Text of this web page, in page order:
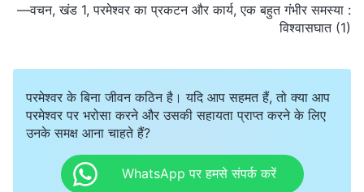
—वचन, खंड 1, परमेश्वर का प्रकटन और कार्य, एक बहुत गंभीर समस्या :
विश्वासघात (1)
परमेश्वर के बिना जीवन कठिन है। यदि आप सहमत हैं, तो क्या आप
परमेश्वर पर भरोसा करने और उसकी सहायता प्राप्त करने के लिए
उनके समक्ष आना चाहते हैं?
WhatsApp पर हमसे संपर्क करें